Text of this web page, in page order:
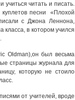
учиться читать и писать.
куплетов песни «Плохой
с Джона Леннона,
в котором учился
Oldman),он был весьма
страницы журнала для
которую не стоило
от учителей, вроде